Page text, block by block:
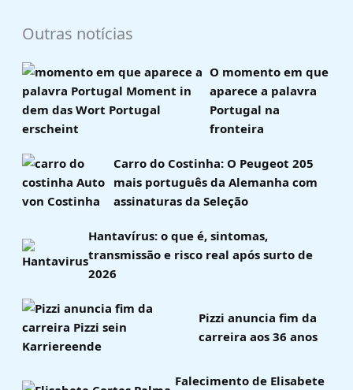
Outras notícias
O momento em que
aparece a palavra
Portugal na
fronteira
Carro do Costinha: O Peugeot 205
mais português da Alemanha com
assinaturas da Seleção
Hantavírus: o que é, sintomas,
transmissão e risco real após surto de
2026
Pizzi anuncia fim da
carreira aos 36 anos
Falecimento de Elisabete